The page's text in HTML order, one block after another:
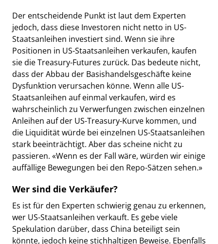
Der entscheidende Punkt ist laut dem Experten
jedoch, dass diese Investoren nicht netto in US-
Staatsanleihen investiert sind. Wenn sie ihre
Positionen in US-Staatsanleihen verkaufen, kaufen
sie die Treasury-Futures zurück. Das bedeute nicht,
dass der Abbau der Basishandelsgeschäfte keine
Dysfunktion verursachen könne. Wenn alle US-
Staatsanleihen auf einmal verkaufen, wird es
wahrscheinlich zu Verwerfungen zwischen einzelnen
Anleihen auf der US-Treasury-Kurve kommen, und
die Liquidität würde bei einzelnen US-Staatsanleihen
stark beeinträchtigt. Aber das scheine nicht zu
passieren. «Wenn es der Fall wäre, würden wir einige
auffällige Bewegungen bei den Repo-Sätzen sehen.»
Wer sind die Verkäufer?
Es ist für den Experten schwierig genau zu erkennen,
wer US-Staatsanleihen verkauft. Es gebe viele
Spekulation darüber, dass China beteiligt sein
könnte, jedoch keine stichhaltigen Beweise. Ebenfalls